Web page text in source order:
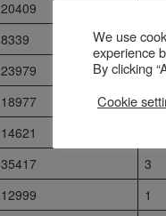
20409
8339 0
23979 3
18977 0
14621
35417 3
12999 1
We use
experience
By clicking
Cookie